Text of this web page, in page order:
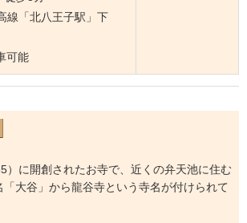
八王子駅」下
可能
に開創されたお寺で、近くの弁天池に住む
「大谷」から龍谷寺という寺名が付けられて